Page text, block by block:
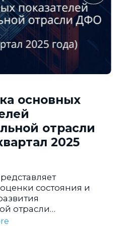
основных
отрасли
2025
состояния и
отрасли
федерального